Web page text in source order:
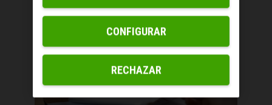
RECHAZAR
CONFIGURAR